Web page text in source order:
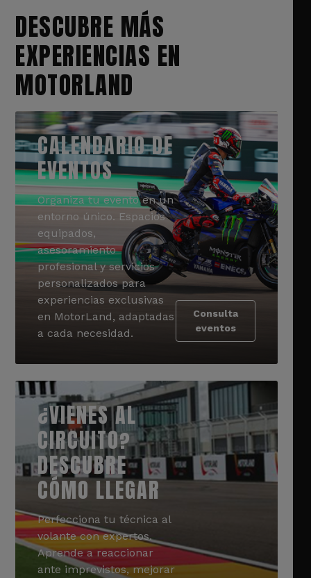
DESCUBRE MÁS
EXPERIENCIAS EN
MOTORLAND
CALENDARIO DE
EVENTOS
Organiza tu evento en un
entorno único. Espacios
equipados,
asesoramiento
profesional y servicios
personalizados para
experiencias exclusivas
en MotorLand, adaptadas
a cada necesidad.
Consulta
eventos
¿VIENES AL
CIRCUITO?
DESCUBRE
CÓMO LLEGAR
Perfecciona tu técnica al
volante con expertos.
Aprende a reaccionar
ante imprevistos, mejorar